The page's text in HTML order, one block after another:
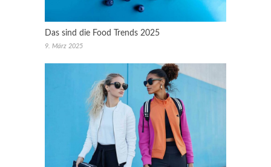
Das sind die Food Trends 2025
9. März 2025